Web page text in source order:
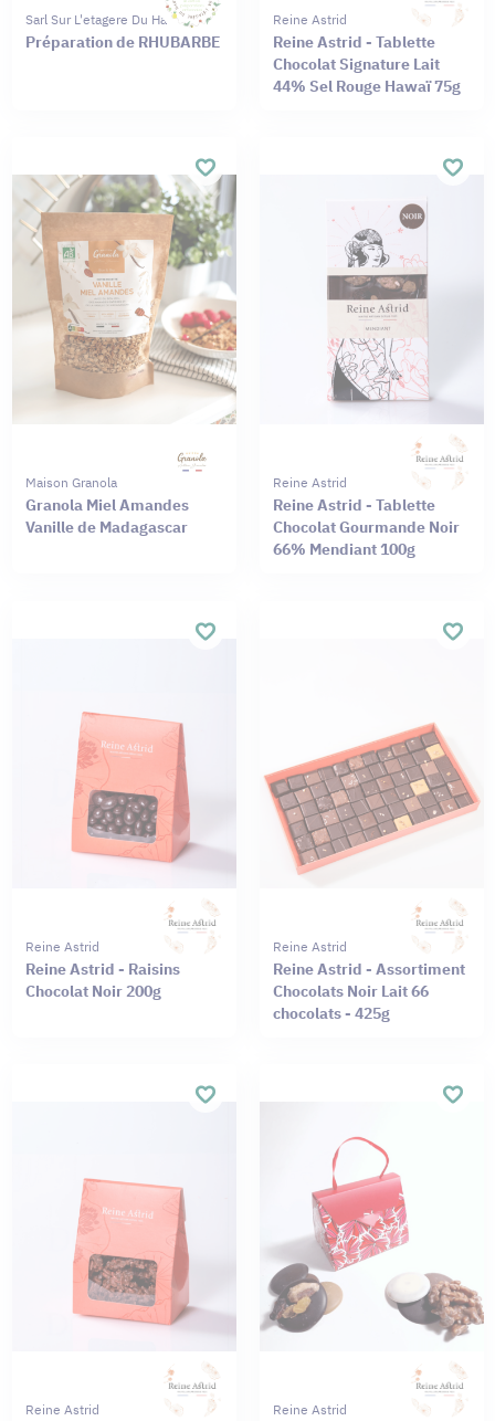
Sarl Sur L'etagere Du Haut
Préparation de RHUBARBE
Reine Astrid
Reine Astrid - Tablette
Chocolat Signature Lait
44% Sel Rouge Hawaï 75g
Maison Granola
Granola Miel Amandes
Vanille de Madagascar
Reine Astrid
Reine Astrid - Tablette
Chocolat Gourmande Noir
66% Mendiant 100g
Reine Astrid
Reine Astrid - Raisins
Chocolat Noir 200g
Reine Astrid
Reine Astrid - Assortiment
Chocolats Noir Lait 66
chocolats - 425g
Reine Astrid Reine Astrid